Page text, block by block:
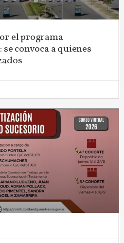
el programa
convoca a quienes